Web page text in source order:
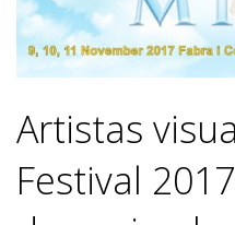
Artistas
Festival